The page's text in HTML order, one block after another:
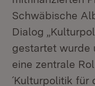
Schwäbische
Dialog
gestartet wurde
eine zentrale
´Kulturpolitik für